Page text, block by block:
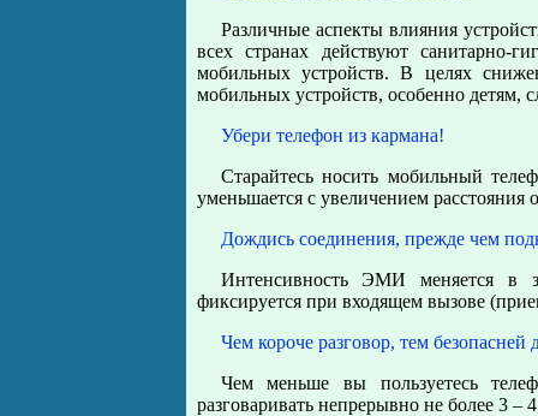
Различные аспекты влияния
всех странах действуют санитарно-
мобильных устройств. В целях
мобильных устройств, особенно детям,
Убери телефон из кармана!
Старайтесь носить мобильный
уменьшается с увеличением расстояния
Дождись соединения, прежде чем
Интенсивность ЭМИ меняется в
фиксируется при входящем вызове
Чем короче разговор, тем безопасней
Чем меньше вы пользуетесь
разговаривать непрерывно не более 3 –